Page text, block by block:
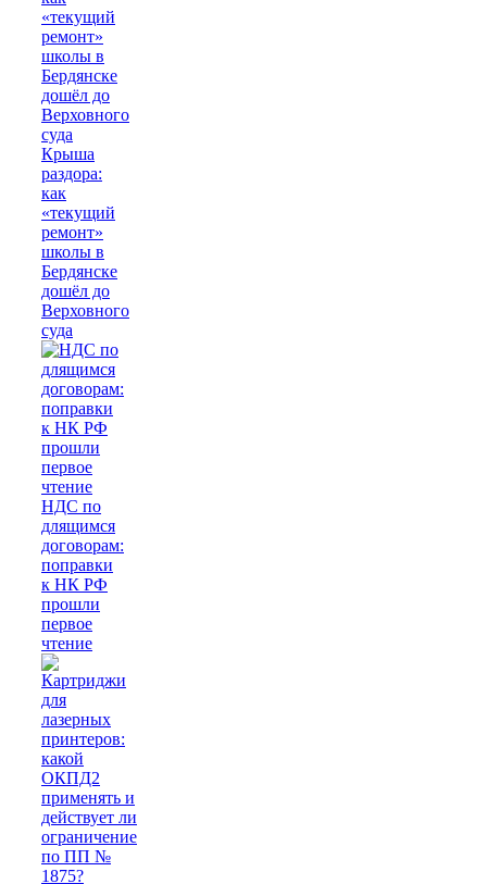
Крыша
раздора:
как
«текущий
ремонт»
школы в
Бердянске
дошёл до
Верховного
суда
НДС по
длящимся
договорам:
поправки
к НК РФ
прошли
первое
чтение